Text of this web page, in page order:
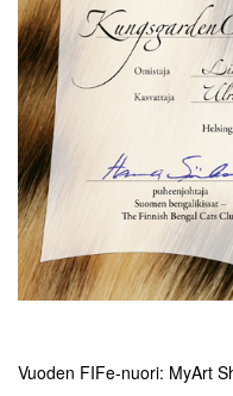
Vuoden FIFe-nuori: MyArt